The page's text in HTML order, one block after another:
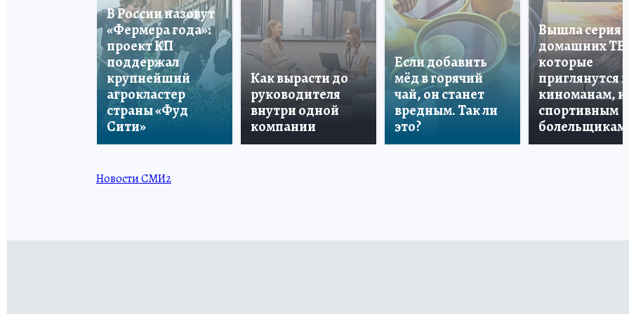
В России назовут
«Фермера года»:
проект КП
поддержал
крупнейший
агрокластер
страны «Фуд
Сити»
Как вырасти до
руководителя
внутри одной
компании
Если добавить
мёд в горячий
чай, он станет
вредным. Так ли
это?
Вышла серия
домашних ТВ,
которые
приглянутся и
киноманам, и
спортивным
болельщикам
Новости СМИ2